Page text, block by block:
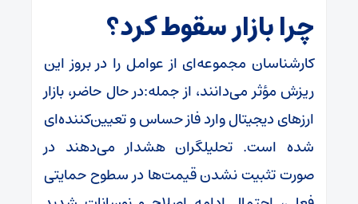
چرا بازار سقوط کرد؟
کارشناسان مجموعه‌ای از عوامل را در بروز این
ریزش مؤثر می‌دانند، از جمله:در حال حاضر، بازار
ارز‌های دیجیتال وارد فاز حساس و تعیین‌کننده‌ای
شده است. تحلیلگران هشدار می‌دهند در
صورت تثبیت نشدن قیمت‌ها در سطوح حمایتی